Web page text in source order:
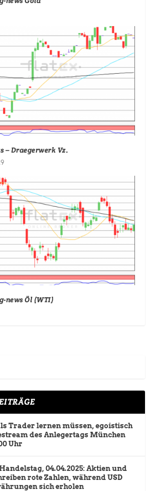
– Draegerwerk Vz.
news Öl (WTI)
Trader lernen müssen, egoistisch
des Anlegertags München
Uhr
04.04.2025: Aktien und
rote Zahlen, während USD
sich erholen